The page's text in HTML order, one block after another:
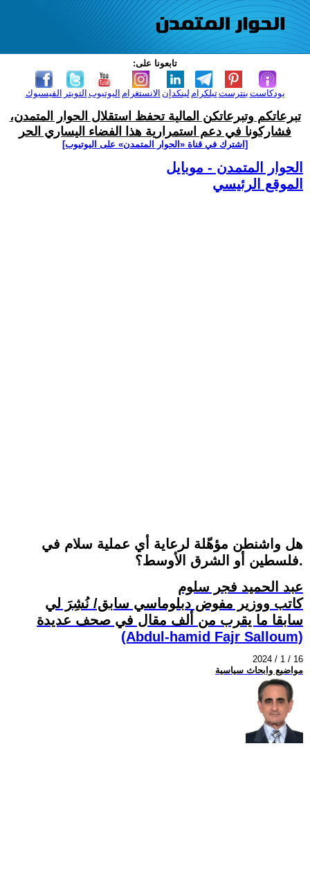
تابعونا على:
الفيسبوك التويتر اليوتيوب الانستغرام لينكدإن تيلكرامبنترست بودكاست
تبرعاتكم وتبرعاتكن المالية تحفظ استقلال الحوار المتمدن،
فشاركونا في دعم استمرارية هذا الفضاء اليساري الحر
[اشترك في قناة ‫«الحوار المتمدن» على اليوتيوب]
الحوار المتمدن - موبايل
الموقع الرئيسي
هل واشنطن مؤهّلة لرعاية أي عملية سلام في
فلسطين أو الشرق الأوسط؟.
عبد الحميد فجر سلوم
كاتب ووزير مفوض دبلوماسي سابق/ نُشِرَ لي
سابقا ما يقرب من ألف مقال في صحف عديدة
(Abdul-hamid Fajr Salloum)
2024 / 1 / 16
مواضيع وابحاث سياسية